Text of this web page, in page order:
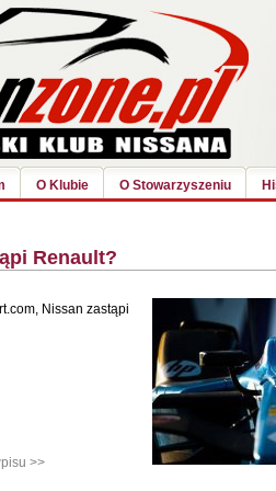
O Klubie O Stowarzyszeniu
Renault?
, Nissan zastąpi
>>